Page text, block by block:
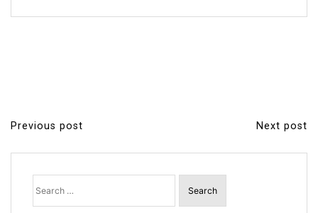
P
o
Previous post Next post
Search
for: